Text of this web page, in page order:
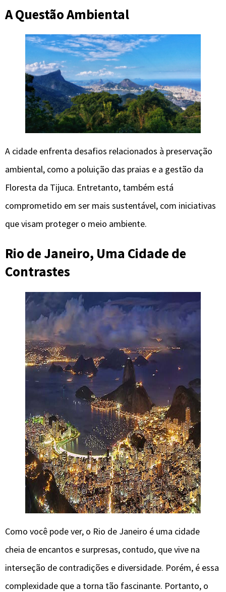
A Questão Ambiental
A cidade enfrenta desafios relacionados à preservação
ambiental, como a poluição das praias e a gestão da
Floresta da Tijuca. Entretanto, também está
comprometido em ser mais sustentável, com iniciativas
que visam proteger o meio ambiente.
Rio de Janeiro, Uma Cidade de
Contrastes
Como você pode ver, o Rio de Janeiro é uma cidade
cheia de encantos e surpresas, contudo, que vive na
interseção de contradições e diversidade. Porém, é essa
complexidade que a torna tão fascinante. Portanto, o